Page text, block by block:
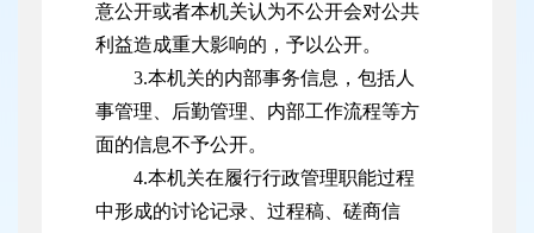
意公开或者本机关认为不公开会对公共
利益造成重大影响的，予以公开。
3.本机关的内部事务信息，包括人
事管理、后勤管理、内部工作流程等方
面的信息不予公开。
4.本机关在履行行政管理职能过程
中形成的讨论记录、过程稿、磋商信